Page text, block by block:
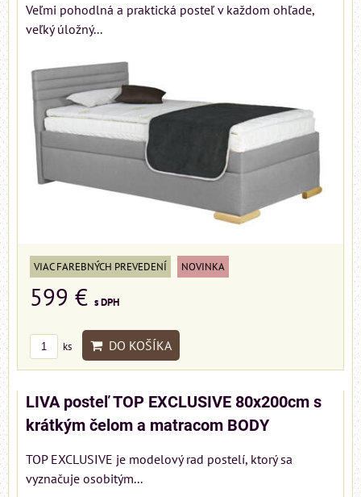
Veľmi pohodlná a praktická posteľ v každom ohľade,
veľký úložný...
VIAC FAREBNÝCH PREVEDENÍ NOVINKA
599 € s DPH
ks DO KOŠÍKA
LIVA posteľ TOP EXCLUSIVE 80x200cm s
krátkým čelom a matracom BODY
TOP EXCLUSIVE je modelový rad postelí, ktorý sa
vyznačuje osobitým...